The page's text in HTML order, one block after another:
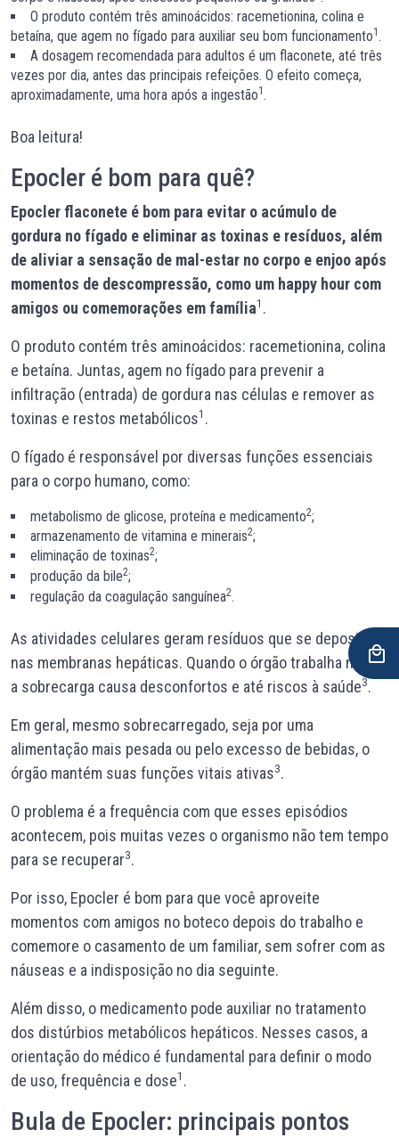
O produto contém três aminoácidos: racemetionina, colina e
betaína, que agem no fígado para auxiliar seu bom funcionamento1 .
A dosagem recomendada para adultos é um flaconete, até três
vezes por dia, antes das principais refeições. O efeito começa,
aproximadamente, uma hora após a ingestão1 .
Boa leitura!
Epocler é bom para quê?
Epocler flaconete é bom para evitar o acúmulo de
gordura no fígado e eliminar as toxinas e resíduos, além
de aliviar a sensação de mal-estar no corpo e enjoo após
momentos de descompressão, como um happy hour com
amigos ou comemorações em família1 .
O produto contém três aminoácidos: racemetionina, colina
e betaína. Juntas, agem nofígado para prevenir a
infiltração (entrada) de gordura nas células e remover as
toxinas e restos metabólicos1 .
O fígado é responsável por diversas funções essenciais
para o corpo humano, como:
metabolismo de glicose, proteína e medicamento2;
armazenamento de vitamina e minerais2;
eliminação de toxinas2;
produção da bile2;
regulação da coagulação sanguínea2.
As atividades celulares geram resíduos que se depositam
nas membranas hepáticas. Quando o órgão trabalha mais,
a sobrecarga causa desconfortos e até riscos à saúde3.
Em geral, mesmo sobrecarregado, seja por uma
alimentação mais pesada ou pelo excesso de bebidas, o
órgão mantém suas funções vitais ativas3.
O problema é a frequência com que esses episódios
acontecem, pois muitas vezes o organismo não tem tempo
para se recuperar3.
Por isso, Epocler é bom para que você aproveite
momentos com amigos no boteco depois do trabalho e
comemore o casamento de um familiar, sem sofrer com as
náuseas e a indisposição no dia seguinte.
Além disso, o medicamento pode auxiliar no tratamento
dos distúrbios metabólicos hepáticos. Nesses casos, a
orientação do médico é fundamental para definir o modo
de uso, frequência e dose1 .
Bula de Epocler: principais pontos